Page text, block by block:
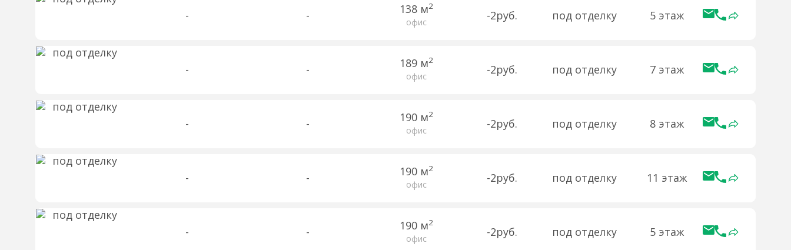
- - 138 м2
офис -2руб. под отделку 5 этаж
- - 189 м2
офис -2руб. под отделку 7 этаж
- - 190 м2
офис -2руб. под отделку 8 этаж
- - 190 м2
офис -2руб. под отделку 11 этаж
- - 190 м2
офис -2руб. под отделку 5 этаж